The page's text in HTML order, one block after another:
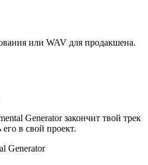
или WAV для продакшена.
Generator закончит твой трек
в свой проект.
Generator